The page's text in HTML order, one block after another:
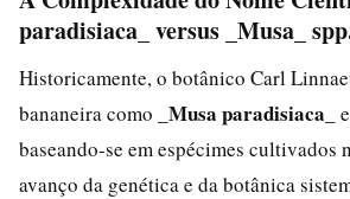
paradisiaca_ versus _Musa_
Historicamente, o botânico Carl
bananeira como
_Musa paradisiaca_
baseando-se em espécimes cultivados
avanço da genética e da botânica